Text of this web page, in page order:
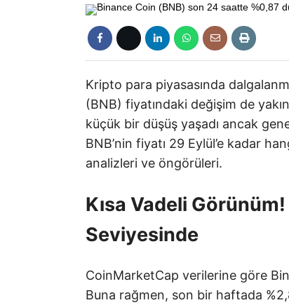
Kripto para piyasasında
(BNB) fiyatındaki değişim de
küçük bir düşüş yaşadı ancak
BNB’nin fiyatı 29 Eylül’e kadar
analizleri ve öngörüleri.
Kısa Vadeli
Seviyesinde
CoinMarketCap verilerine göre
Buna rağmen, son bir haftada